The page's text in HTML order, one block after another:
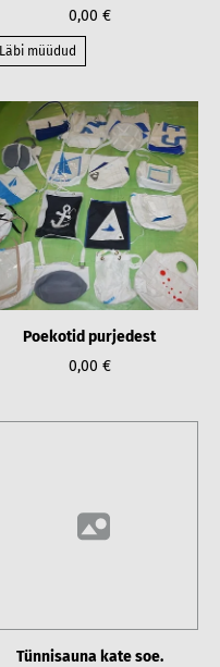
0,00 €
Läbi müüdud
Poekotid purjedest
0,00 €
Tünnisauna kate soe.